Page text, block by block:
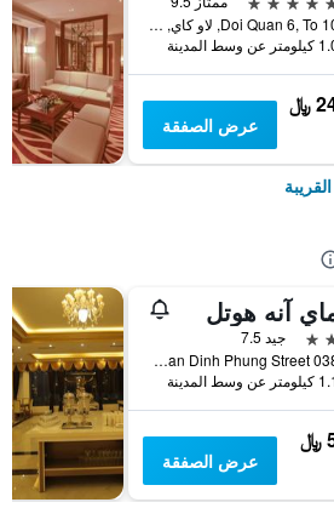
Doi Quan 6, To 10, لاو كاي, فيتنام
عن وسط المدينة
﷼
عرض الصفقة
آنه هوتل
جيد 7.5
038 Phan Dinh Phung Street, لاو كاي, فيتنام
عن وسط المدينة
عرض الصفقة